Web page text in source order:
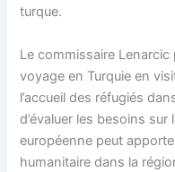
turque.
Le commissaire
voyage en Turquie en
l’accueil des réfugiés
d’évaluer les besoins sur
européenne peut
humanitaire dans la